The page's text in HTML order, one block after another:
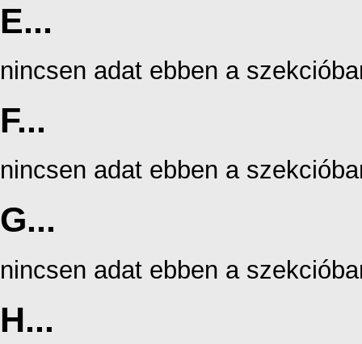
E...
nincsen adat ebben a
F...
nincsen adat ebben a
G...
nincsen adat ebben a
H...